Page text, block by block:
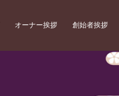
オーナー挨拶 創始者挨拶